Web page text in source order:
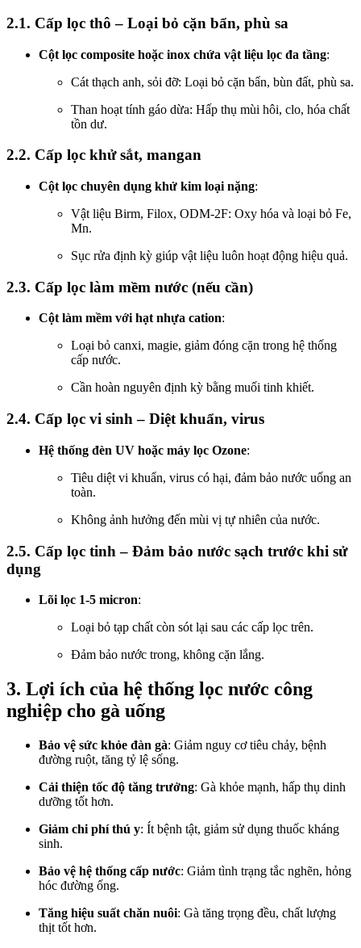
2.1. Cấp lọc thô – Loại bỏ cặn bẩn, phù sa
Cột lọc composite hoặc inox chứa vật liệu lọc đa tầng:
Cát thạch anh, sỏi đỡ: Loại bỏ cặn bẩn, bùn đất, phù sa.
Than hoạt tính gáo dừa: Hấp thụ mùi hôi, clo, hóa chất
tồn dư.
2.2. Cấp lọc khử sắt, mangan
Cột lọc chuyên dụng khử kim loại nặng:
Vật liệu Birm, Filox, ODM-2F: Oxy hóa và loại bỏ Fe,
Mn.
Sục rửa định kỳ giúp vật liệu luôn hoạt động hiệu quả.
2.3. Cấp lọc làm mềm nước (nếu cần)
Cột làm mềm với hạt nhựa cation:
Loại bỏ canxi, magie, giảm đóng cặn trong hệ thống
cấp nước.
Cần hoàn nguyên định kỳ bằng muối tinh khiết.
2.4. Cấp lọc vi sinh – Diệt khuẩn, virus
Hệ thống đèn UV hoặc máy lọc Ozone:
Tiêu diệt vi khuẩn, virus có hại, đảm bảo nước uống an
toàn.
Không ảnh hưởng đến mùi vị tự nhiên của nước.
2.5. Cấp lọc tinh – Đảm bảo nước sạch trước khi sử
dụng
Lõi lọc 1-5 micron:
Loại bỏ tạp chất còn sót lại sau các cấp lọc trên.
Đảm bảo nước trong, không cặn lắng.
3. Lợi ích của hệ thống lọc nước công
nghiệp cho gà uống
Bảo vệ sức khỏe đàn gà: Giảm nguy cơ tiêu chảy, bệnh
đường ruột, tăng tỷ lệ sống.
Cải thiện tốc độ tăng trưởng: Gà khỏe mạnh, hấp thụ dinh
dưỡng tốt hơn.
Giảm chi phí thú y: Ít bệnh tật, giảm sử dụng thuốc kháng
sinh.
Bảo vệ hệ thống cấp nước: Giảm tình trạng tắc nghẽn, hỏng
hóc đường ống.
Tăng hiệu suất chăn nuôi: Gà tăng trọng đều, chất lượng
thịt tốt hơn.